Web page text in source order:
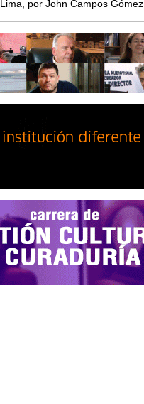
Lima, por John Campos Gómez